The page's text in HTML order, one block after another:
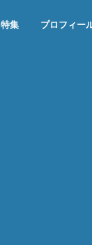
特集 プロフィー